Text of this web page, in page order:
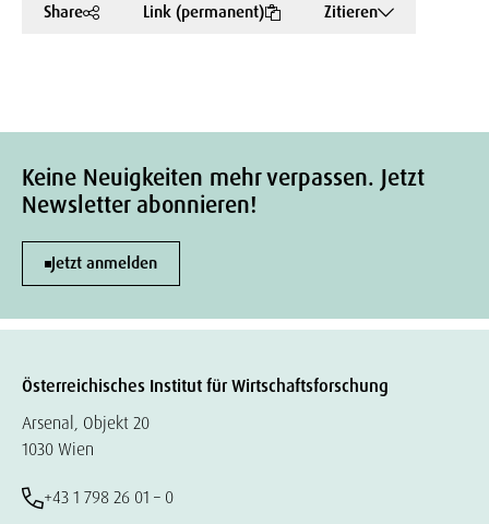
Share Link (permanent) Zitieren
Keine Neuigkeiten mehr verpassen. Jetzt
Newsletter abonnieren!
Jetzt anmelden
Österreichisches Institut für Wirtschaftsforschung
Arsenal, Objekt 20
1030 Wien
+43 1 798 26 01 – 0